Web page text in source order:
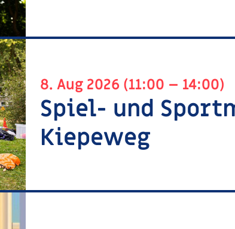
8. Aug 2026 (11:00 – 14:00)
Spiel- und
Kiepeweg